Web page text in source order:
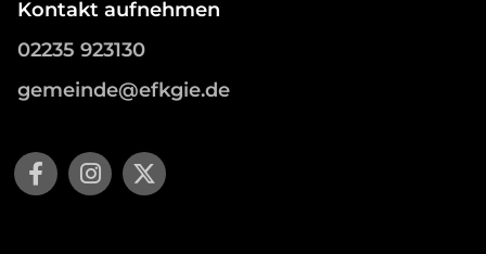
Kontakt aufnehmen
02235 923130
gemeinde@efkgie.de